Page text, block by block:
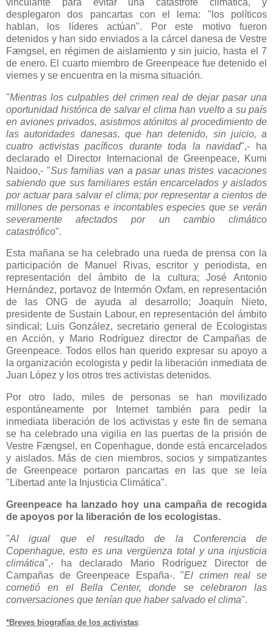
desplegaron dos pancartas con el lema: "los políticos
hablan, los líderes actúan". Por este motivo fueron
detenidos y han sido enviados a la cárcel danesa de Vestre
Fængsel, en régimen de aislamiento y sin juicio, hasta el 7
de enero. El cuarto miembro de Greenpeace fue detenido el
viernes y se encuentra en la misma situación.
"Mientras los culpables del crimen real de dejar pasar una
oportunidad histórica de salvar el clima han vuelto a su país
en aviones privados, asistimos atónitos al procedimiento de
las autoridades danesas, que han detenido, sin juicio, a
cuatro activistas pacíficos durante toda la navidad",- ha
declarado el Director Internacional de Greenpeace, Kumi
Naidoo,- "Sus familias van a pasar unas tristes vacaciones
sabiendo que sus familiares están encarcelados y aislados
por actuar para salvar el clima; por representar a cientos de
millones de personas e incontables especies que se verán
severamente afectados por un cambio climático
catastrófico".
Esta mañana se ha celebrado una rueda de prensa con la
participación de Manuel Rivas, escritor y periodista, en
representación del ámbito de la cultura; José Antonio
Hernández, portavoz de Intermón Oxfam, en representación
de las ONG de ayuda al desarrollo; Joaquín Nieto,
presidente de Sustain Labour, en representación del ámbito
sindical; Luis González, secretario general de Ecologistas
en Acción, y Mario Rodríguez director de Campañas de
Greenpeace. Todos ellos han querido expresar su apoyo a
la organización ecologista y pedir la liberación inmediata de
Juan López y los otros tres activistas detenidos.
Por otro lado, miles de personas se han movilizado
espontáneamente por Internet también para pedir la
inmediata liberación de los activistas y este fin de semana
se ha celebrado una vigilia en las puertas de la prisión de
Vestre Fængsel, en Copenhague, donde está encarcelados
y aislados. Más de cien miembros, socios y simpatizantes
de Greenpeace portaron pancartas en las que se leía
"Libertad ante la Injusticia Climática".
Greenpeace ha lanzado hoy una campaña de recogida
de apoyos por la liberación de los ecologistas.
"Al igual que el resultado de la Conferencia de
Copenhague, esto es una vergüenza total y una injusticia
climática",- ha declarado Mario Rodríguez Director de
Campañas de Greenpeace España-. "El crimen real se
cometió en el Bella Center, donde se celebraron las
conversaciones que tenían que haber salvado el clima".
*Breves biografías de los activistas: